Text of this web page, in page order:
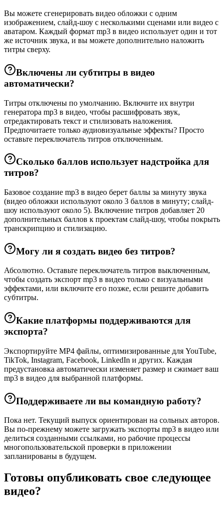
Вы можете сгенерировать видео обложки с одним
изображением, слайд-шоу с несколькими сценами или видео с
аватаром. Каждый формат mp3 в видео использует один и тот
же источник звука, и вы можете дополнительно наложить
титры сверху.
Включены ли субтитры в видео
автоматически?
Титры отключены по умолчанию. Включите их внутри
генератора mp3 в видео, чтобы расшифровать звук,
отредактировать текст и стилизовать наложения.
Предпочитаете только аудиовизуальные эффекты? Просто
оставьте переключатель титров отключенным.
Сколько баллов использует надстройка для
титров?
Базовое создание mp3 в видео берет баллы за минуту звука
(видео обложки используют около 3 баллов в минуту; слайд-
шоу используют около 5). Включение титров добавляет 20
дополнительных баллов к проектам слайд-шоу, чтобы покрыть
транскрипцию и стилизацию.
Могу ли я создать видео без титров?
Абсолютно. Оставьте переключатель титров выключенным,
чтобы создать экспорт mp3 в видео только с визуальными
эффектами, или включите его позже, если решите добавить
субтитры.
Какие платформы поддерживаются для
экспорта?
Экспортируйте MP4 файлы, оптимизированные для YouTube,
TikTok, Instagram, Facebook, LinkedIn и других. Каждая
предустановка автоматически изменяет размер и сжимает ваш
mp3 в видео для выбранной платформы.
Поддерживаете ли вы командную работу?
Пока нет. Текущий выпуск ориентирован на сольных авторов.
Вы по-прежнему можете загружать экспорты mp3 в видео или
делиться созданными ссылками, но рабочие процессы
многопользовательской проверки в приложении
запланированы в будущем.
Готовы опубликовать свое следующее
видео?